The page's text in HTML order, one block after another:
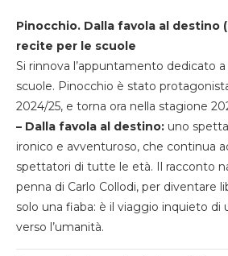
Pinocchio. Dalla favola al destino
recite per le scuole
Si rinnova l’appuntamento dedicato
scuole. Pinocchio è stato
2024/25, e torna ora nella stagione
– Dalla favola al destino: uno
ironico e avventuroso, che continua
spettatori di tutte le età. Il racconto
penna di Carlo Collodi, per diventare
solo una fiaba: è il viaggio inquieto di
verso l’umanità.